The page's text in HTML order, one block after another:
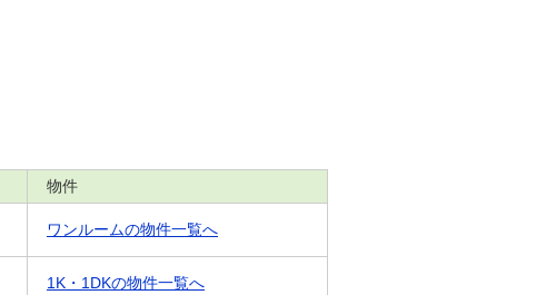
物件
ワンルームの物件一覧へ
1K・1DKの物件一覧へ